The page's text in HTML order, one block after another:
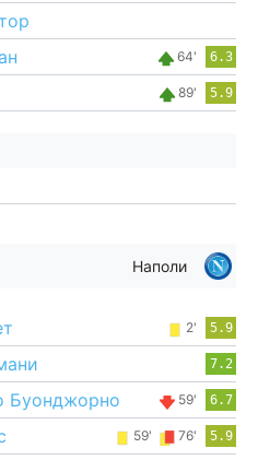
64' 6.3
89' 5.9
Наполи
2' 5.9
7.2
Буонджорно 59' 6.7
59' 76' 5.9